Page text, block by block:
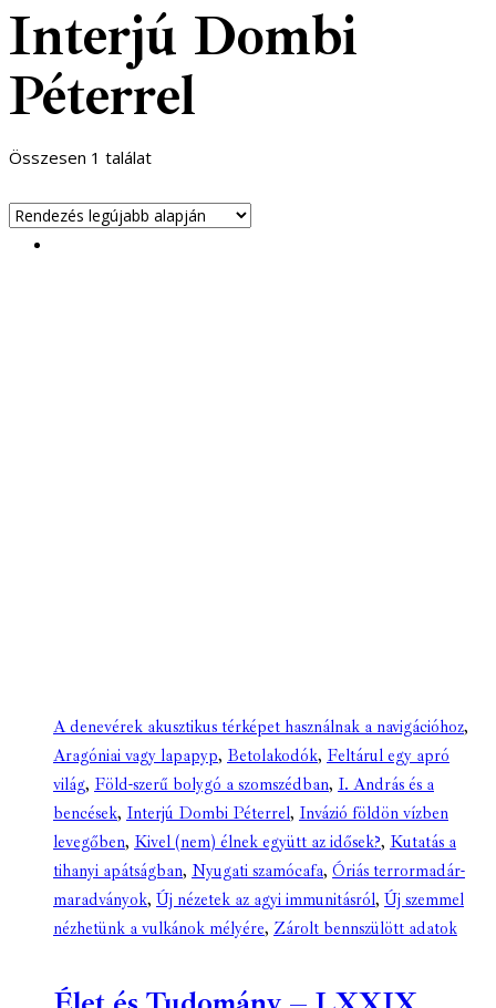
Interjú Dombi
Péterrel
Összesen 1 találat
A denevérek akusztikus térképet használnak a navigációhoz,
Aragóniai vagy lapapyp, Betolakodók, Feltárul egy apró
világ, Föld-szerű bolygó a szomszédban, I. András és a
bencések, Interjú Dombi Péterrel, Invázió földön vízben
levegőben, Kivel (nem) élnek együtt az idősek?, Kutatás a
tihanyi apátságban, Nyugati szamócafa, Óriás terrormadár-
maradványok, Új nézetek az agyi immunitásról, Új szemmel
nézhetünk a vulkánok mélyére, Zárolt bennszülött adatok